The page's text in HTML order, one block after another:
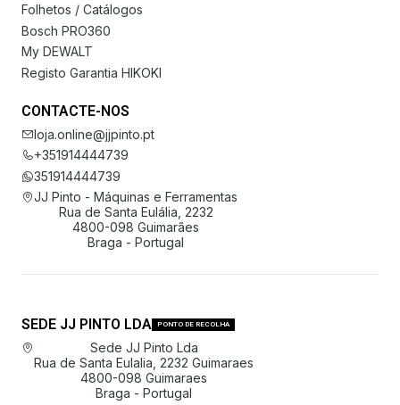
Folhetos / Catálogos
Bosch PRO360
My DEWALT
Registo Garantia HIKOKI
CONTACTE-NOS
loja.online@jjpinto.pt
+351914444739
351914444739
JJ Pinto - Máquinas e Ferramentas
Rua de Santa Eulália, 2232
4800-098 Guimarães
Braga - Portugal
SEDE JJ PINTO LDA PONTO DE RECOLHA
Sede JJ Pinto Lda
Rua de Santa Eulalia, 2232 Guimaraes
4800-098 Guimaraes
Braga - Portugal